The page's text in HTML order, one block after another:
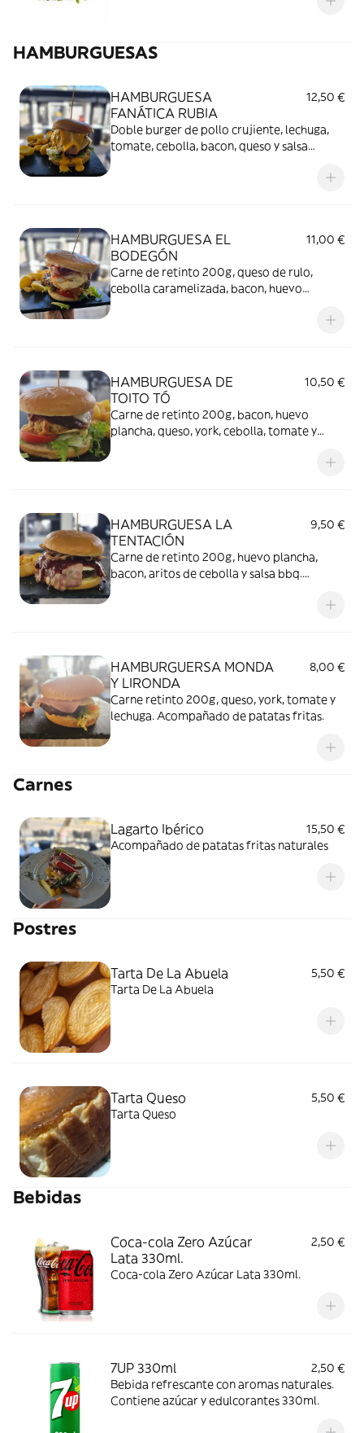
HAMBURGUESAS
HAMBURGUESA
FANÁTICA RUBIA
12,50 €
Doble burger de pollo crujiente, lechuga,
tomate, cebolla, bacon, queso y salsa
HAMBURGUESA EL
BODEGÓN
11,00 €
Carne de retinto 200g, queso de rulo,
cebolla caramelizada, bacon, huevo
HAMBURGUESA DE
TOITO TÓ
10,50 €
Carne de retinto 200g, bacon, huevo
plancha, queso, york, cebolla, tomate y
HAMBURGUESA LA
TENTACIÓN
9,50 €
Carne de retinto 200g, huevo plancha,
bacon, aritos de cebolla y salsa bbq.
HAMBURGUERSA MONDA
Y LIRONDA
8,00 €
Carne retinto 200g, queso, york, tomate y
lechuga. Acompañado de patatas fritas.
Carnes
Lagarto Ibérico
15,50 €
Acompañado de patatas fritas naturales
Postres
Tarta De La Abuela
5,50 €
Tarta De La Abuela
Tarta Queso
5,50 €
Tarta Queso
Bebidas
Coca-cola Zero Azúcar
Lata 330ml.
2,50 €
Coca-cola Zero Azúcar Lata 330ml.
7UP 330ml
2,50 €
Bebida refrescante con aromas naturales.
Contiene azúcar y edulcorantes 330ml.